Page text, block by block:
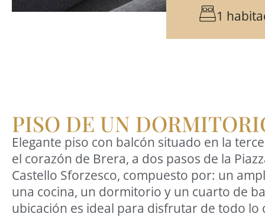
1
PISO DE UN
Elegante piso con balcón situado en la
el corazón de Brera, a dos pasos de la
Castello Sforzesco, compuesto por: un
una cocina, un dormitorio y un cuarto de
ubicación es ideal para disfrutar de todo